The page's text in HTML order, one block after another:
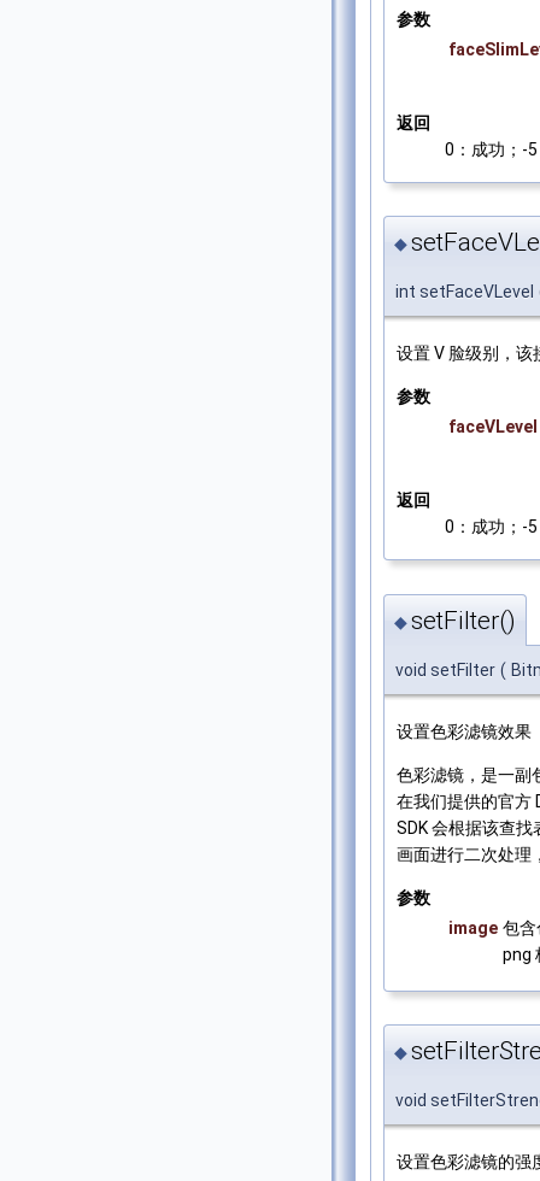
参数
返回
0：成功；-
◆
int setFaceVLevel
设置 V 脸级别，
参数
faceVLevel
返回
0：成功；-
◆setFilter()
void setFilter (
设置色彩滤镜效果
色彩滤镜，是一副
在我们提供的官方
SDK 会根据该查
画面进行二次处理
参数
image 包含
png
◆
void
设置色彩滤镜的强